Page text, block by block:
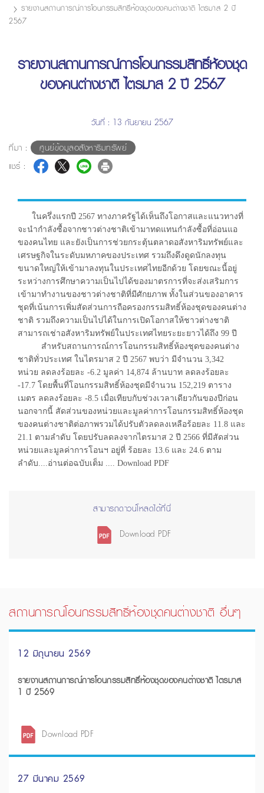
รายงานสถานการณ์การโอนกรรมสิทธิ์ห้องชุดของคนต่างชาติ ไตรมาส 2 ปี
2567
รายงานสถานการณ์การโอนกรรมสิทธิ์ห้องชุด
ของคนต่างชาติ ไตรมาส 2 ปี 2567
วันที่ : 13 กันยายน 2567
ที่มา :
ศูนย์ข้อมูลอสังหาริมทรัพย์
แชร์ :
ในครึ่งแรกปี 2567 ทางภาครัฐได้เห็นถึงโอกาสและแนวทางที่
จะนำกำลังซื้อจากชาวต่างชาติเข้ามาทดแทนกำลังซื้อที่อ่อนแอ
ของคนไทย และยังเป็นการช่วยกระตุ้นตลาดอสังหาริมทรัพย์และ
เศรษฐกิจในระดับมหภาคของประเทศ รวมถึงดึงดูดนักลงทุน
ขนาดใหญ่ให้เข้ามาลงทุนในประเทศไทยอีกด้วย โดยขณะนี้อยู่
ระหว่างการศึกษาความเป็นไปได้ของมาตรการที่จะส่งเสริมการ
เข้ามาทำงานของชาวต่างชาติที่มีศักยภาพ ทั้งในส่วนของอาคาร
ชุดที่เน้นการเพิ่มสัดส่วนการถือครองกรรมสิทธิ์ห้องชุดของคนต่าง
ชาติ รวมถึงความเป็นไปได้ในการเปิดโอกาสให้ชาวต่างชาติ
สามารถเช่าอสังหาริมทรัพย์ในประเทศไทยระยะยาวได้ถึง 99 ปี
สำหรับสถานการณ์การโอนกรรมสิทธิ์ห้องชุดของคนต่าง
ชาติทั่วประเทศ ในไตรมาส 2 ปี 2567 พบว่า มีจำนวน 3,342
หน่วย ลดลงร้อยละ -6.2 มูลค่า 14,874 ล้านบาท ลดลงร้อยละ
-17.7 โดยพื้นที่โอนกรรมสิทธิ์ห้องชุดมีจำนวน 152,219 ตาราง
เมตร ลดลงร้อยละ -8.5 เมื่อเทียบกับช่วงเวลาเดียวกันของปีก่อน
นอกจากนี้ สัดส่วนของหน่วยและมูลค่าการโอนกรรมสิทธิ์ห้องชุด
ของคนต่างชาติต่อภาพรวมได้ปรับตัวลดลงเหลือร้อยละ 11.8 และ
21.1 ตามลำดับ โดยปรับลดลงจากไตรมาส 2 ปี 2566 ที่มีสัดส่วน
หน่วยและมูลค่าการโอนฯ อยู่ที่ ร้อยละ 13.6 และ 24.6 ตาม
ลำดับ....อ่านต่อฉบับเต็ม .... Download PDF
สามารถดาวน์โหลดได้ที่นี่
Download PDF
สถานการณ์โอนกรรมสิทธิ์ห้องชุดคนต่างชาติ อื่นๆ
12 มิถุนายน 2569
รายงานสถานการณ์การโอนกรรมสิทธิ์ห้องชุดของคนต่างชาติ ไตรมาส
1 ปี 2569
Download PDF
27 มีนาคม 2569